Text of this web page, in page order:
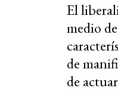
El
medio
de
de